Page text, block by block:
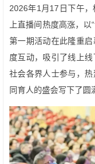
2026年1月17日下午
上直播间热度高涨，
第一期活动在此隆重
度互动，吸引了线上
社会各界人士参与，
同育人的盛会写下了圆